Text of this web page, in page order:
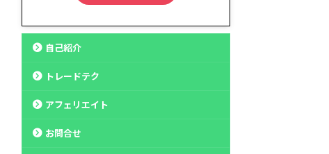
自己紹介
トレードテク
アフェリエイト
お問合せ